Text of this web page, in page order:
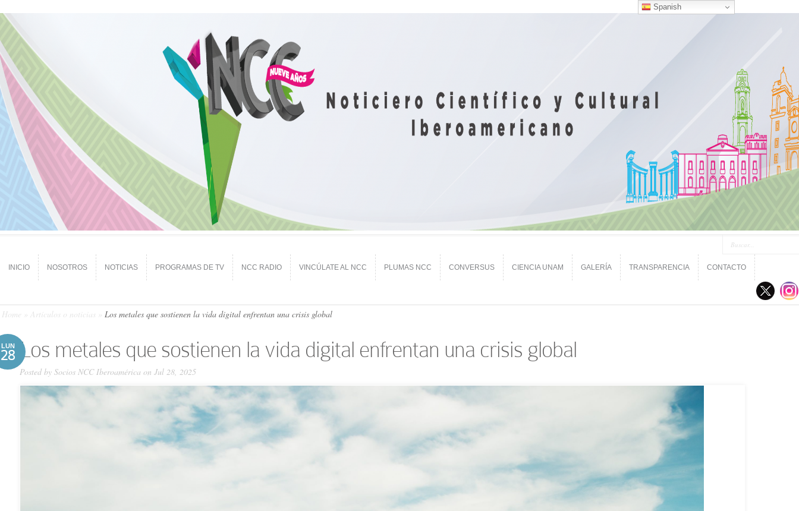
INICIO NOSOTROS NOTICIAS PROGRAMAS DE TV NCC RADIO VINCÚLATE AL NCC PLUMAS NCC CONVERSUS CIENCIA UNAM GALERÍA TRANSPARENCIA CONTACTO
Home Artículos o noticias Los metales que sostienen la vida digital enfrentan una crisis global
LUN
28 Los metales que sostienen la vida digital enfrentan una crisis global
Posted by Socios NCC Iberoamérica on Jul 28, 2025
Spanish